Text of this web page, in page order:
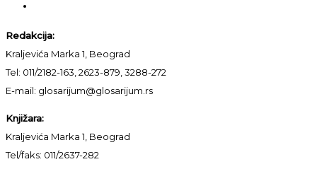
Redakcija:
Kraljevića Marka 1, Beograd
Tel: 011/2182-163, 2623-879, 3288-272
E-mail: glosarijum@glosarijum.rs
Knjižara:
Kraljevića Marka 1, Beograd
Tel/faks: 011/2637-282